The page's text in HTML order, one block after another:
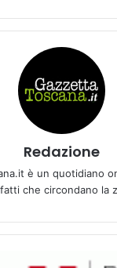
Redazione
è un quotidiano
che circondano la